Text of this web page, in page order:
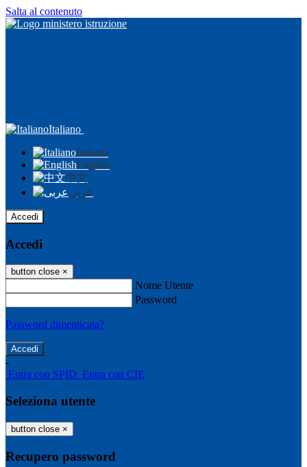
Salta al contenuto
Italiano
Italiano
English
中文
عربى
Accedi
Accedi
button close ×
Nome Utente
Password
Password dimenticata?
-
Entra con SPID Entra con CIE
Seleziona utente
button close ×
Recupero password